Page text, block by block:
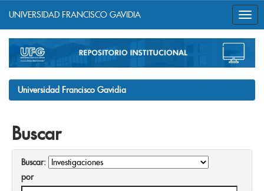
navigation
UNIVERSIDAD FRANCISCO GAVIDIA
Universidad Francisco Gavidia
Buscar
Buscar:
por